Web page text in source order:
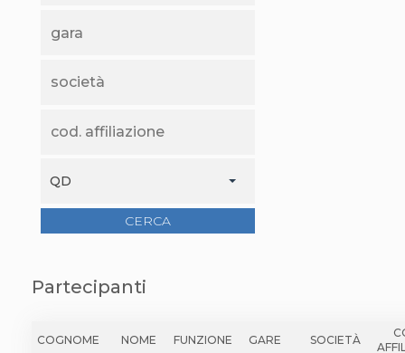
QD
CERCA
Partecipanti
COGNOME NOME FUNZIONE GARE SOCIETÀ